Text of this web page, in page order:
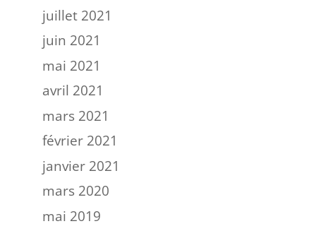
juillet 2021
juin 2021
mai 2021
avril 2021
mars 2021
février 2021
janvier 2021
mars 2020
mai 2019